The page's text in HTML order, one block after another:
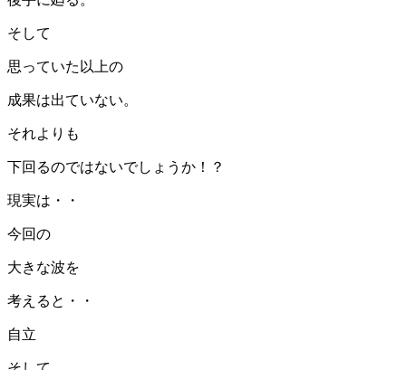
そして
思っていた以上の
成果は出ていない。
それよりも
下回るのではないでしょうか！？
現実は・・
今回の
大きな波を
考えると・・
自立